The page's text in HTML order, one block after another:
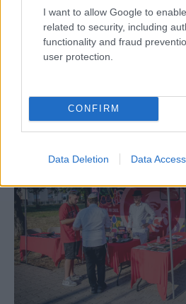
I want to allow Google to
related to security, including
functionality and fraud
user protection.
CONFIRM
Data Deletion Data Access
Egy különleges családi
alijázó érkezett Izraelbe